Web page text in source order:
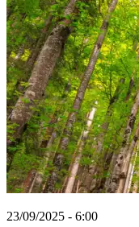
23/09/2025 - 6:00